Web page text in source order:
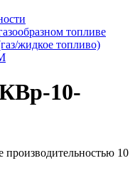
топливе
жидкое топливо)
10-
производительностью 10